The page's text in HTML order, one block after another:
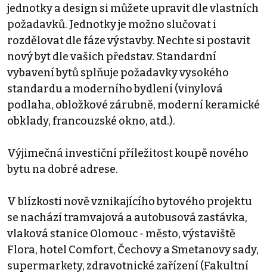
jednotky a design si můžete upravit dle vlastních
požadavků. Jednotky je možno slučovat i
rozdělovat dle fáze výstavby. Nechte si postavit
nový byt dle vašich představ. Standardní
vybavení bytů splňuje požadavky vysokého
standardu a moderního bydlení (vinylová
podlaha, obložkové zárubně, moderní keramické
obklady, francouzské okno, atd.).
Výjimečná investiční příležitost koupě nového
bytu na dobré adrese.
V blízkosti nově vznikajícího bytového projektu
se nachází tramvajová a autobusová zastávka,
vlaková stanice Olomouc - město, výstaviště
Flora, hotel Comfort, Čechovy a Smetanovy sady,
supermarkety, zdravotnické zařízení (Fakultní